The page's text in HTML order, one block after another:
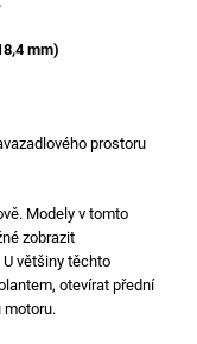
mm)
prostoru
Modely v tomto
zobrazit
většiny těchto
otevírat přední
motoru.